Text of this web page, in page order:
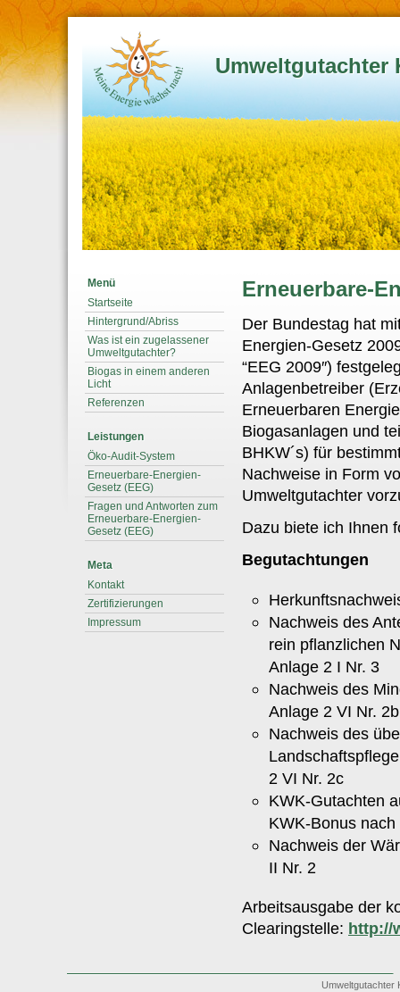
Umweltgutachter
Menü
Startseite
Hintergrund/Abriss
Was ist ein zugelassener
Umweltgutachter?
Biogas in einem anderen
Licht
Referenzen
Leistungen
Öko-Audit-System
Erneuerbare-Energien-
Gesetz (EEG)
Fragen und Antworten zum
Erneuerbare-Energien-
Gesetz (EEG)
Meta
Kontakt
Zertifizierungen
Impressum
Erneuerbare-
Der Bundestag hat
Energien-Gesetz
“EEG 2009″)
Anlagenbetreiber
Erneuerbaren
Biogasanlagen und
BHKW´s) für
Nachweise in Form
Umweltgutachter
Dazu biete ich Ihnen
Begutachtungen
Nachweis des
rein pflanzlichen
Anlage 2 I Nr. 3
Nachweis des
Anlage 2 VI Nr. 2b
Nachweis des
2 VI Nr. 2c
KWK-Gutachten
KWK-Bonus
Nachweis der
II Nr. 2
Arbeitsausgabe der
Clearingstelle: http://
Umweltgutachter